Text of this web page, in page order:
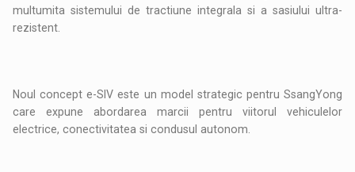
multumita sistemului de tractiune integrala si a sasiului ultra-
rezistent.
Noul concept e-SIV este un model strategic pentru SsangYong
care expune abordarea marcii pentru viitorul vehiculelor
electrice, conectivitatea si condusul autonom.